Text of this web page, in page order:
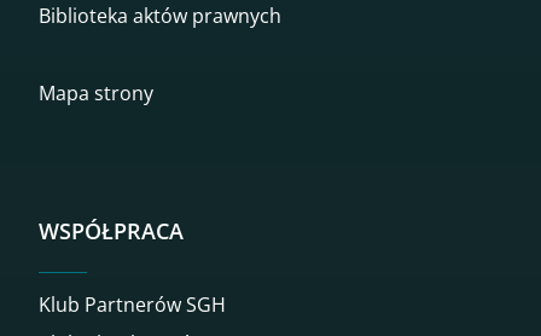
Biblioteka aktów prawnych
Mapa strony
WSPÓŁPRACA
Klub Partnerów SGH